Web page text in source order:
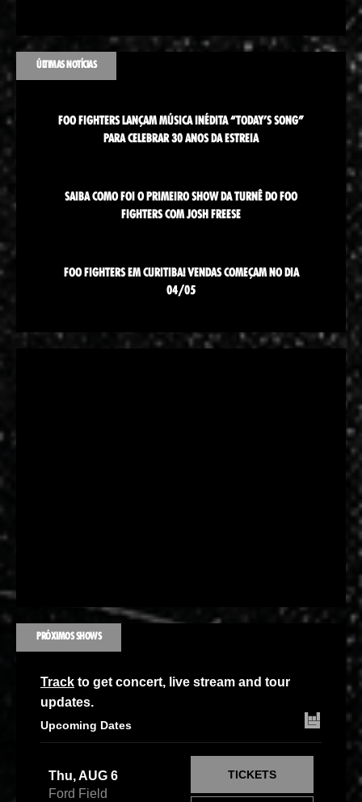
ÚLTIMAS NOTÍCIAS
FOO FIGHTERS LANÇAM MÚSICA INÉDITA “TODAY’S SONG”
PARA CELEBRAR 30 ANOS DA ESTREIA
SAIBA COMO FOI O PRIMEIRO SHOW DA TURNÊ DO FOO
FIGHTERS COM JOSH FREESE
FOO FIGHTERS EM CURITIBA! VENDAS COMEÇAM NO DIA
04/05
PRÓXIMOS SHOWS
Track to get concert, live stream and tour
updates.
Upcoming Dates
Thu, AUG 6
Ford Field
TICKETS